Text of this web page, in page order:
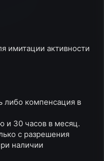
имитации активности
либо компенсация в
и 30 часов в месяц.​
с разрешения
наличии